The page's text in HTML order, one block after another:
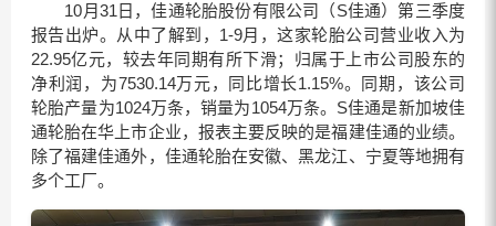
10月31日，佳通轮胎股份有限公司（S佳通）第三季度
报告出炉。从中了解到，1-9月，这家轮胎公司营业收入为
22.95亿元，较去年同期有所下滑；归属于上市公司股东的
净利润，为7530.14万元，同比增长1.15%。同期，该公司
轮胎产量为1024万条，销量为1054万条。S佳通是新加坡佳
通轮胎在华上市企业，报表主要反映的是福建佳通的业绩。
除了福建佳通外，佳通轮胎在安徽、黑龙江、宁夏等地拥有
多个工厂。